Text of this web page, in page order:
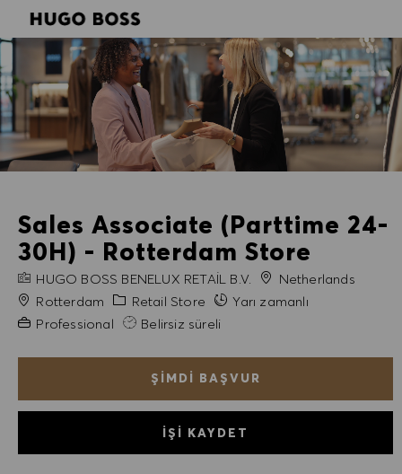
Sales Associate (Parttime 24-
30H) - Rotterdam Store
FIRMA ADI
HUGO BOSS BENELUX RETAIL B.V.
Netherlands
ŞehirRotterdam Kategori
Retail Store
Yarı zamanlı
Gerekli Deneyim
Professional Belirsiz süreli
ŞIMDI BAŞVUR
İŞI KAYDET